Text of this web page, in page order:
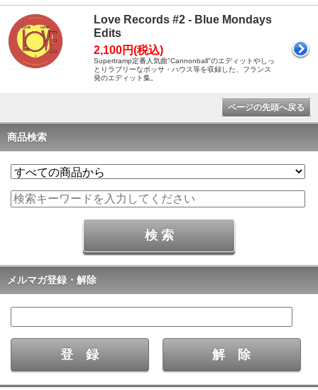
Love Records #2 - Blue Mondays
Edits
2,100円(税込)
Supertramp定番人気曲"Cannonball"のエディットやしっ
とりラブリーなボッサ・ハウス等を収録した、フランス
発のエディット集。
ページの先頭へ戻る
商品検索
メルマガ登録・解除